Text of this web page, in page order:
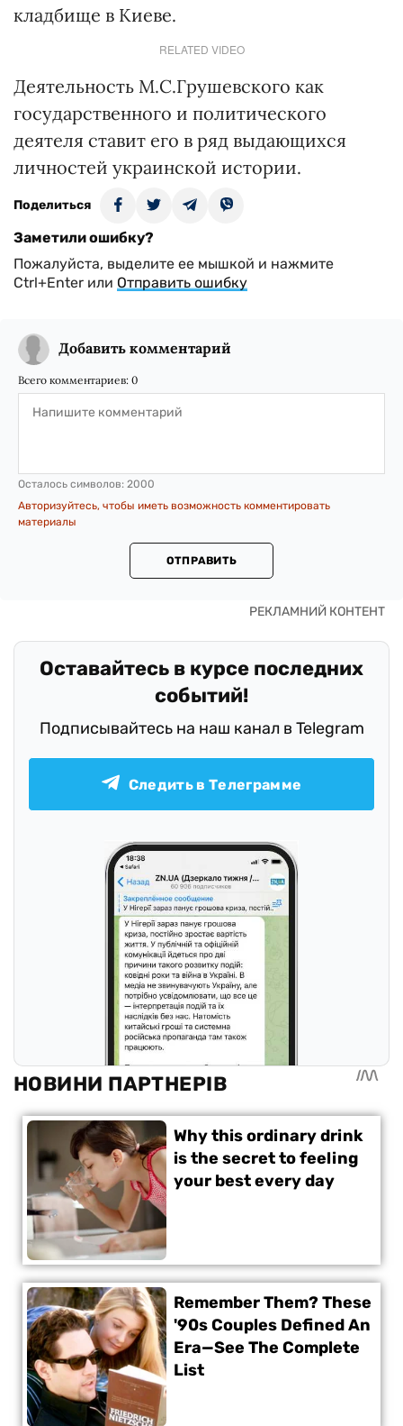
кладбище в Киеве.
RELATED VIDEO
Деятельность М.С.Грушевского как
государственного и политического
деятеля ставит его в ряд выдающихся
личностей украинской истории.
Поделиться
Заметили ошибку?
Пожалуйста, выделите ее мышкой и нажмите
Ctrl+Enter или Отправить ошибку
Добавить комментарий
Всего комментариев: 0
Осталось символов: 2000
Авторизуйтесь, чтобы иметь возможность комментировать
материалы
ОТПРАВИТЬ
Оставайтесь в курсе последних
событий!
Подписывайтесь на наш канал в Telegram
Следить в Телеграмме